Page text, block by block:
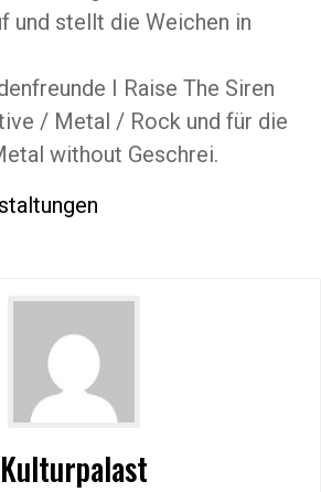
und stellt die Weichen in
I Raise The Siren
/ Metal / Rock und für die
without Geschrei.
Kulturpalast